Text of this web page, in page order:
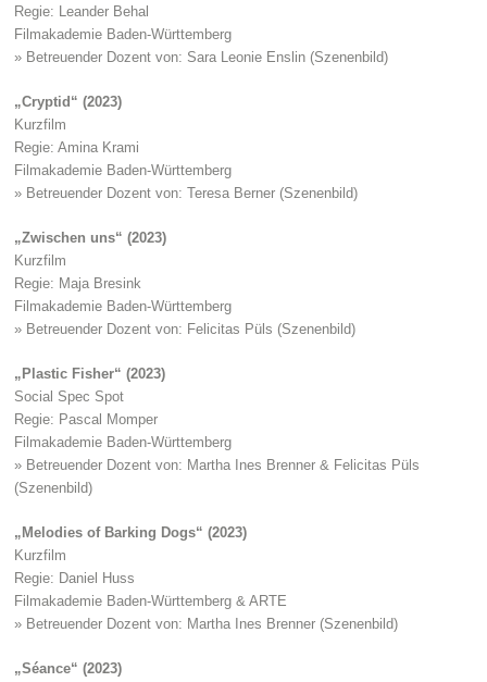
Regie: Leander Behal
Filmakademie Baden-Württemberg
» Betreuender Dozent von: Sara Leonie Enslin (Szenenbild)
„Cryptid“ (2023)
Kurzfilm
Regie: Amina Krami
Filmakademie Baden-Württemberg
» Betreuender Dozent von: Teresa Berner (Szenenbild)
„Zwischen uns“ (2023)
Kurzfilm
Regie: Maja Bresink
Filmakademie Baden-Württemberg
» Betreuender Dozent von: Felicitas Püls (Szenenbild)
„Plastic Fisher“ (2023)
Social Spec Spot
Regie: Pascal Momper
Filmakademie Baden-Württemberg
» Betreuender Dozent von: Martha Ines Brenner & Felicitas Püls
(Szenenbild)
„Melodies of Barking Dogs“ (2023)
Kurzfilm
Regie: Daniel Huss
Filmakademie Baden-Württemberg & ARTE
» Betreuender Dozent von: Martha Ines Brenner (Szenenbild)
„Séance“ (2023)